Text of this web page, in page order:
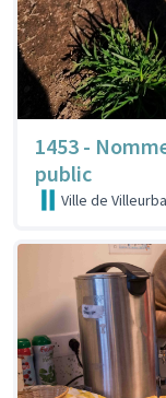
1453 -
public
Ville de